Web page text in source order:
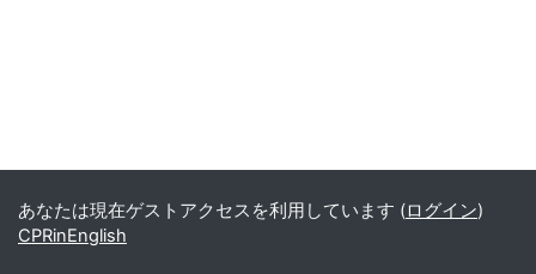
あなたは現在ゲストアクセスを利用しています (ログイン)
CPRinEnglish